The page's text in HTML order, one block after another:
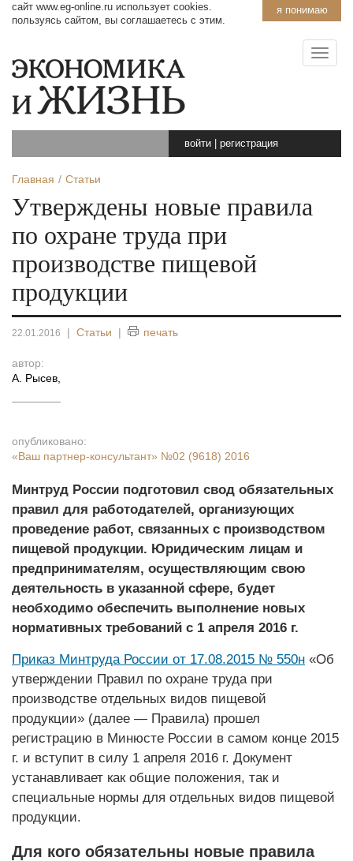
я понимаю
сайт www.eg-online.ru использует cookies.
пользуясь сайтом, вы соглашаетесь с этим.
войти регистрация
Главная Статьи
Утверждены новые правила
по охране труда при
производстве пищевой
продукции
22.01.2016 | Статьи | печать
автор:
А. Рысев
опубликовано:
«Ваш партнер-консультант» №02 (9618) 2016
Минтруд России подготовил свод обязательных
правил для работодателей, организующих
проведение работ, связанных с производством
пищевой продукции. Юридическим лицам и
предпринимателям, осуществляющим свою
деятельность в указанной сфере, будет
необходимо обеспечить выполнение новых
нормативных требований с 1 апреля 2016 г.
Приказ Минтруда России от 17.08.2015 № 550н «Об
утверждении Правил по охране труда при
производстве отдельных видов пищевой
продукции» (далее — Правила) прошел
регистрацию в Минюсте России в самом конце 2015
г. и вступит в силу 1 апреля 2016 г. Документ
устанавливает как общие положения, так и
специальные нормы для отдельных видов пищевой
продукции.
Для кого обязательны новые правила